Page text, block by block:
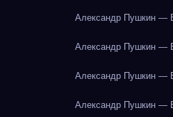
Александр Пушкин —
Александр Пушкин —
Александр Пушкин —
Александр Пушкин —